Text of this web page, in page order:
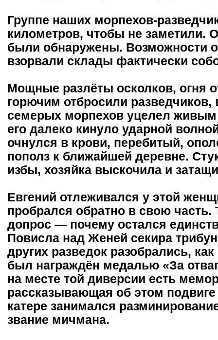
Группе наших морпехов-
километров, чтобы не заметили.
были обнаружены. Возможности
взорвали склады фактически
Мощные разлёты осколков, огня
горючим отбросили
семерых морпехов уцелел
его далеко кинуло ударной
очнулся в крови, перебитый,
пополз к ближайшей деревне.
избы, хозяйка выскочила и
Евгений отлеживался у этой
пробрался обратно в свою часть.
допрос — почему остался
Повисла над Женей секира
других разведок разобрались,
был награждён медалью «За
на месте той диверсии есть
рассказывающая об этом
катере занимался
звание мичмана.